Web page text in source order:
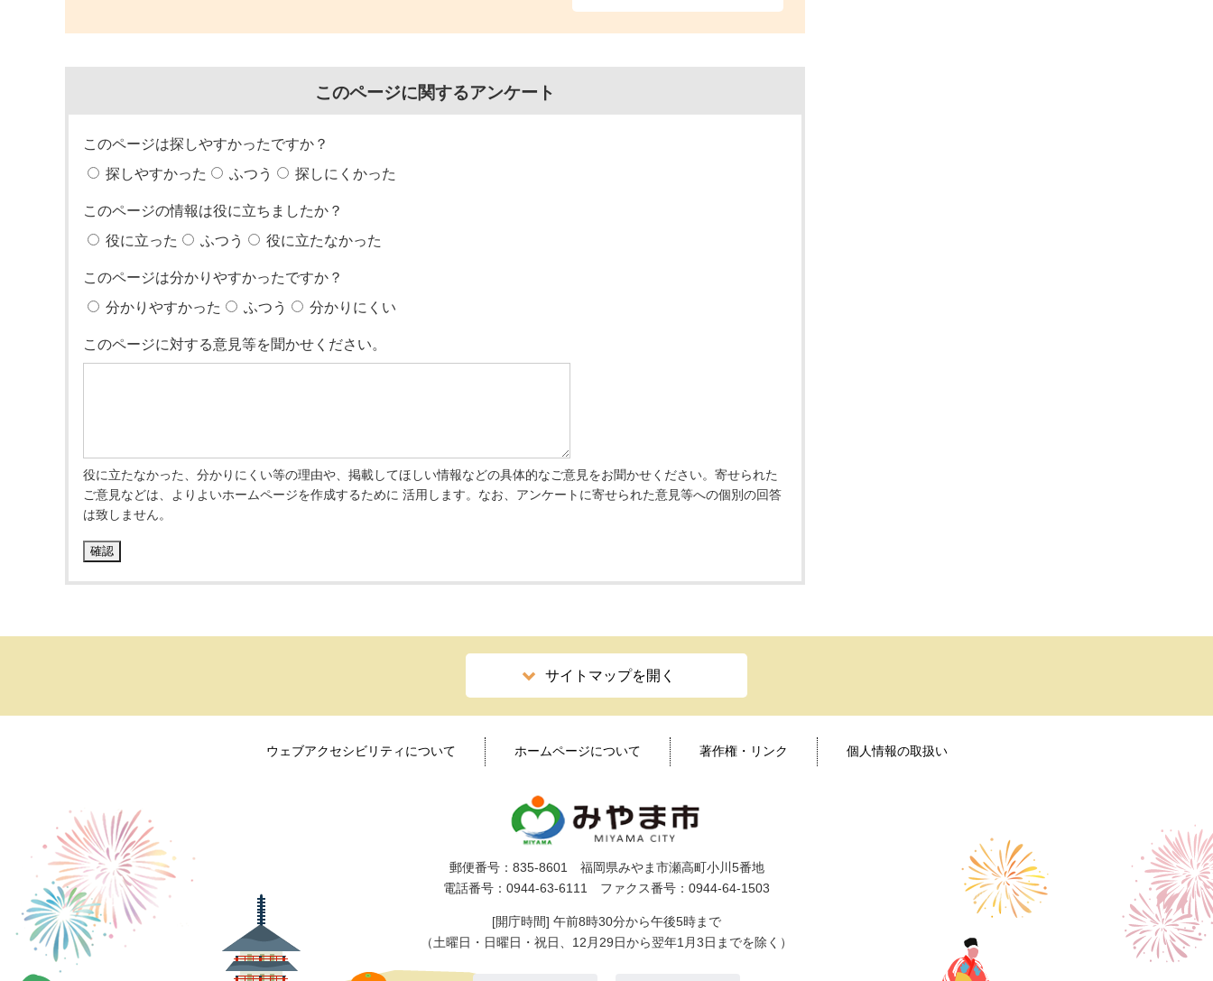
このページに関するアンケート
このページは探しやすかったですか？
探しやすかった
ふつう 探しにくかった
このページの情報は役に立ちましたか？
役に立った
ふつう 役に立たなかった
このページは分かりやすかったですか？
分かりやすかった
ふつう 分かりにくい
このページに対する意見等を聞かせください。
役に立たなかった、分かりにくい等の理由や、掲載してほしい情報などの具体的なご意見をお聞かせください。寄せられた
ご意見などは、よりよいホームページを作成するために 活用します。なお、アンケートに寄せられた意見等への個別の回答
は致しません。
サイトマップを開く
ウェブアクセシビリティについて ホームページについて 著作権・リンク 個人情報の取扱い
郵便番号：835-8601 福岡県みやま市瀬高町小川5番地
電話番号：0944-63-6111 ファクス番号：0944-64-1503
[開庁時間] 午前8時30分から午後5時まで
（土曜日・日曜日・祝日、12月29日から翌年1月3日までを除く）